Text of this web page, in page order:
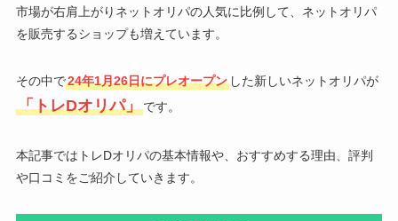
市場が右肩上がりネットオリパの人気に比例して、ネットオリパ
を販売するショップも増えています。
その中で24年1月26日にプレオープンした新しいネットオリパが
「トレDオリパ」です。
本記事ではトレDオリパの基本情報や、おすすめする理由、評判
や口コミをご紹介していきます。